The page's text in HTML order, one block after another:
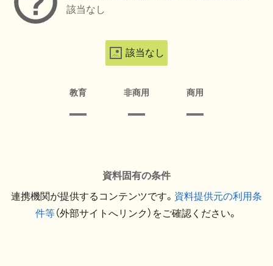
該当なし
該当なし
教育 非商用 商用
資料固有の条件
連携機関が提供するコンテンツです。 資料提供元の利用条
件等（外部サイトへリンク）をご確認ください。